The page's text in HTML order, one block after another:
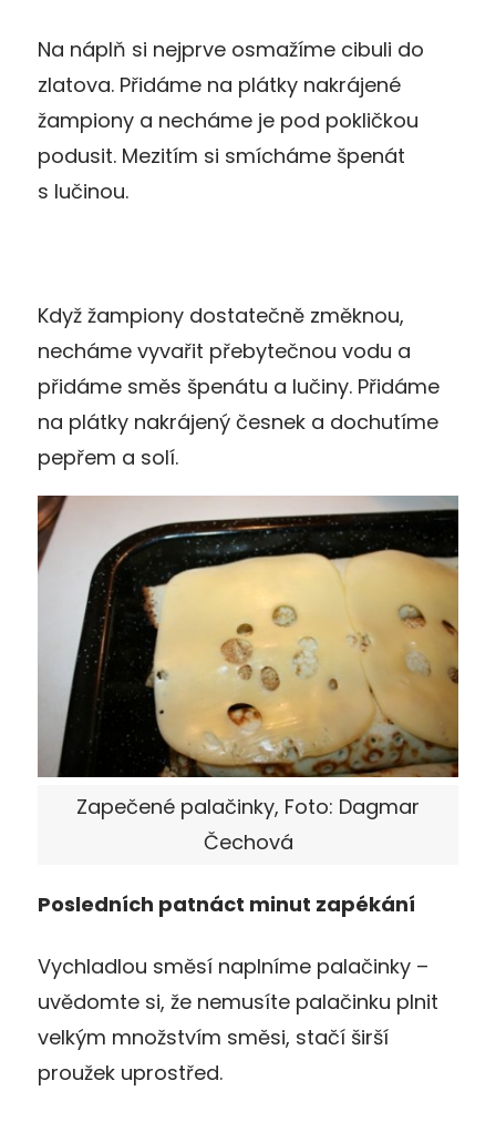
Na náplň si nejprve osmažíme cibuli do
zlatova. Přidáme na plátky nakrájené
žampiony a necháme je pod pokličkou
podusit. Mezitím si smícháme špenát
s lučinou.
Když žampiony dostatečně změknou,
necháme vyvařit přebytečnou vodu a
přidáme směs špenátu a lučiny. Přidáme
na plátky nakrájený česnek a dochutíme
pepřem a solí.
Zapečené palačinky, Foto: Dagmar
Čechová
Posledních patnáct minut zapékání
Vychladlou směsí naplníme palačinky –
uvědomte si, že nemusíte palačinku plnit
velkým množstvím směsi, stačí širší
proužek uprostřed.